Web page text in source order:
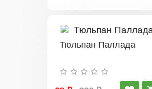
Тюльпан Паллада